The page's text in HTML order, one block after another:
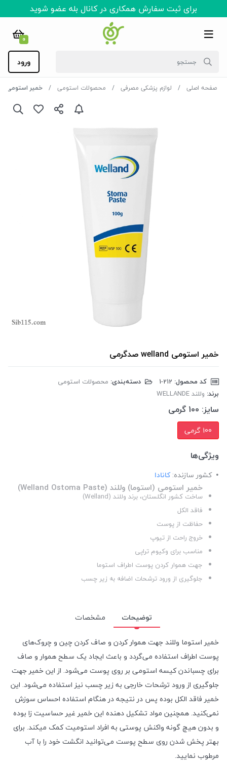
برای ثبت سفارش همکاری در کانال بله عضو شوید
0
ورود
صفحه اصلی لوازم پزشکی مصرفی محصولات استومی خمیر استومی welland صدگرمی
خمیر استومی welland صدگرمی
کد محصول: دسته‌بندی: محصولات استومی
برند: وللند WELLANDE
سایز: 100 گرمی
100 گرمی
ویژگی‌ها
کشور سازنده: کانادا
خمیر استومی (استوما) وللند (Welland Ostoma Paste)
ساخت کشور انگلستان، برند وللند (Welland)
فاقد الکل
حفاظت از پوست
خروج راحت از تیوپ
مناسب برای وکیوم تراپی
جهت هموار کردن پوست اطراف استوما
جلوگیری از ورود ترشحات اضافه به زیر چسب
توضیحات
مشخصات
خمیر استوما وللند جهت هموار کردن و صاف کردن چین و چروک‌های
پوست اطراف استفاده می‌گردد و باعث ایجاد یک سطح هموار و صاف
برای چسباندن کیسه استومی بر روی پوست می‌شود. از این خمیر جهت
جلوگیری از ورود ترشحات خارجی به زیر چسب نیز استفاده می‌شود. این
خمیر فاقد الکل بوده پس در نتیجه در هنگام استفاده احساس سوزش
نمی‌کنید. همچنین مواد تشکیل دهنده این خمیر غیر حساسیت زا بوده
و بدون هیچ گونه واکنش پوستی به افراد استومیت کمک میکند. برای
بهتر پخش شدن روی سطح پوست می‌توانید انگشت خود را با آب
مرطوب نمایید.